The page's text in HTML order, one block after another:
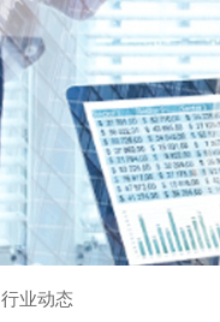
行业动态